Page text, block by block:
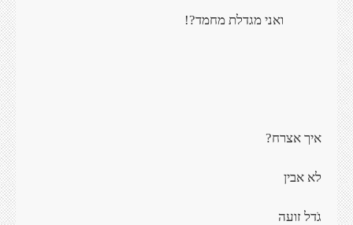
ואני מגדלת מחמד?!
איך אצרח?
לא אבין
גֹדל זועה